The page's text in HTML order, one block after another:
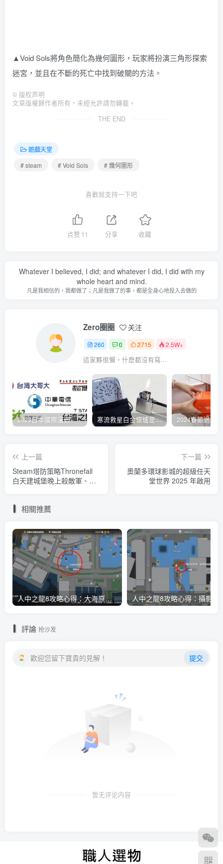
▲Void Sols將角色簡化為幾何圖形，玩家將扮演三角形探索
迷宮，並且在不斷的死亡中找到破關的方法。
© 版权声明
文章版權歸作者所有，未經允許請勿轉載。
THE END
遊戲天堂
# steam
# Void Sols # 幾何圖形
喜歡就支持一下吧
点赞 11 分享 收藏
Whatever I believed, I did; and whatever I did, I did with my
whole heart and mind.
凡是我相信的，我都做了；凡是我做了的事，都是全身心地投入去做的
Zero圈圈 关注
260 0 2715 2.5W+
這家夥很懶，什麽都沒有寫...
2023日本國際漫遊吃到飽資費懶人包：中華電信、遠傳電信、台灣大哥大、台灣之星、亞太電信 寒流救星白金懷爐是什麼？運作原理解析、相比電暖蛋有哪些優缺點？懷爐挑選方法介紹
上一篇
Steam塔防策略Thronefall
白天建城堡晚上殺敵軍、簡
下一篇
奧蘭多環球影城的超級任天
堂世界 2025 年啟用
相關推薦
人中之龍8攻略心得：大海原證照學校21張證照必勝法 全考題200題答案整理
評論 抢沙发
歡迎您留下寶貴的見解！ 提交
暂无评论内容